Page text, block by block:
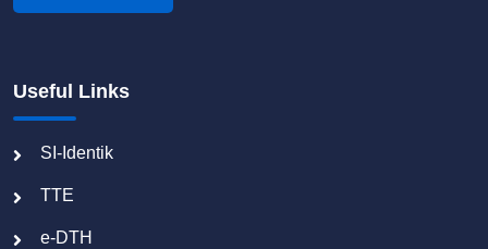
Useful Links
SI-Identik
TTE
e-DTH